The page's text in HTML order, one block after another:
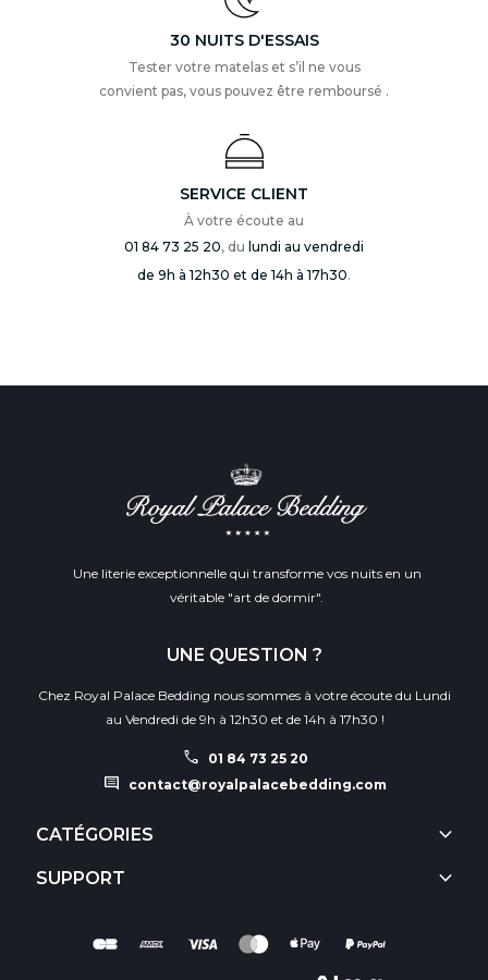
30 NUITS D'ESSAIS
Tester votre matelas et s’il ne vous
convient pas, vous pouvez être remboursé .
SERVICE CLIENT
À votre écoute au
01 84 73 25 20, du lundi au vendredi
de 9h à 12h30 et de 14h à 17h30.
Une literie exceptionnelle qui transforme vos nuits en un
véritable "art de dormir".
UNE QUESTION ?
Chez Royal Palace Bedding nous sommes à votre écoute du Lundi
au Vendredi de 9h à 12h30 et de 14h à 17h30 !
call 01 84 73 25 20
comment contact@royalpalacebedding.com
CATÉGORIES keyboard_arrow_down
SUPPORT keyboard_arrow_down